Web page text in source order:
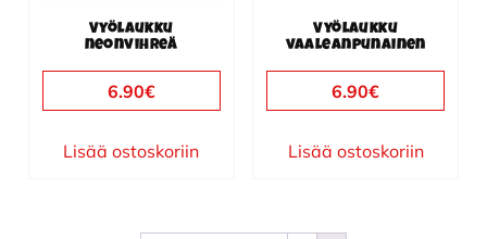
Vyölaukku
neonvihreä
6.90€
Lisää ostoskoriin
Vyölaukku
vaaleanpunainen
6.90€
Lisää ostoskoriin